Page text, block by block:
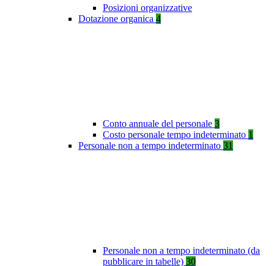
Posizioni organizzative
Dotazione organica 4
Conto annuale del personale 3
Costo personale tempo indeterminato 1
Personale non a tempo indeterminato 31
Personale non a tempo indeterminato (da
pubblicare in tabelle) 30